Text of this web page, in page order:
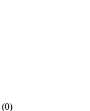
(0)